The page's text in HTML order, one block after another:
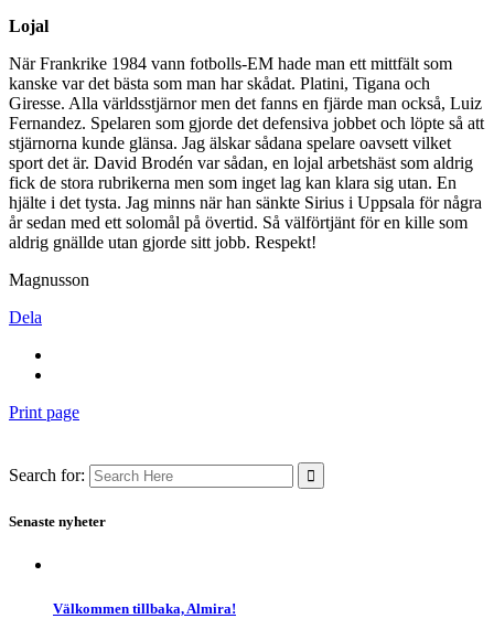
Lojal
När Frankrike 1984 vann fotbolls-EM hade man ett mittfält som
kanske var det bästa som man har skådat. Platini, Tigana och
Giresse. Alla världsstjärnor men det fanns en fjärde man också, Luiz
Fernandez. Spelaren som gjorde det defensiva jobbet och löpte så att
stjärnorna kunde glänsa. Jag älskar sådana spelare oavsett vilket
sport det är. David Brodén var sådan, en lojal arbetshäst som aldrig
fick de stora rubrikerna men som inget lag kan klara sig utan. En
hjälte i det tysta. Jag minns när han sänkte Sirius i Uppsala för några
år sedan med ett solomål på övertid. Så välförtjänt för en kille som
aldrig gnällde utan gjorde sitt jobb. Respekt!
Magnusson
Dela
Print page
Search for:
Senaste nyheter
Välkommen tillbaka, Almira!